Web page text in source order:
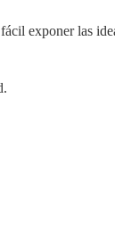
exponer las